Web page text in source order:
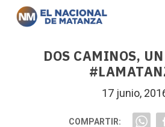
DOS CAMINOS,
17 junio,
COMPARTIR: